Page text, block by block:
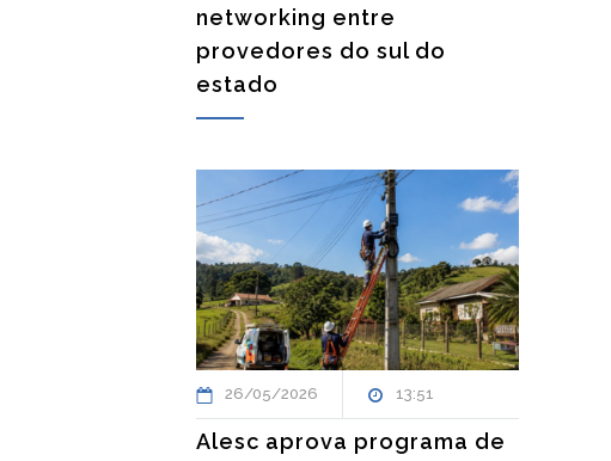
networking entre
provedores do sul do
estado
26/05/2026 13:51
Alesc aprova programa de